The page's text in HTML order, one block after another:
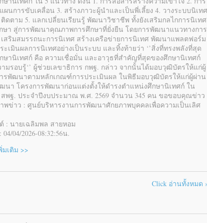
ผนการขับเคลื่อน 3. สร้างภาวะผู้นำและเป็นพี่เลี้ยง 4. วางระบบนิเทศ
ดตาม 5. แลกเปลี่ยนเรียนรู้ พัฒนาวิชาชีพ ทั้งยังเสริมกลไกการนิเทศ
ษา สู่การพัฒนาคุณภาพการศึกษาที่ยั่งยืน โดยการพัฒนาแนวทางการ
สริมสมรรถนะการนิเทศ สร้างเครือข่ายการนิเทศ พัฒนาแพลตฟอร์ม
ะเมินผลการนิเทศอย่างเป็นระบบ และทิ้งท้ายว่า ‘’สิ่งที่ทรงพลังที่สุด
ษานิเทศก์ คือ ความเชื่อมั่น และอาวุธที่สำคัญที่สุดของศึกษานิเทศก์
มรอบรู้‘’ ผู้ช่วยเลขาธิการ กพฐ. กล่าว จากนั้นได้มอบวุฒิบัตรให้แก่ผู้
รพัฒนาตามหลักเกณฑ์การประเมินผล ในพิธีมอบวุฒิบัตรให้แก่ผู้ผ่าน
นา โครงการพัฒนาก่อนแต่งตั้งให้ดำรงตำแหน่งศึกษานิเทศก์ ใน
สพฐ. ประจำปีงบประมาณ พ.ศ. 2569 จำนวน 345 คน ขอขอบคุณข่าว
พข่าว : ศูนย์บริหารงานการพัฒนาศักยภาพบุคคลเพื่อความเป็นเลิศ
: นายเฉลิมพล สายหอม
04/04/2026-08:32:56น.
มเติม >>
Click อ่านทั้งหมด